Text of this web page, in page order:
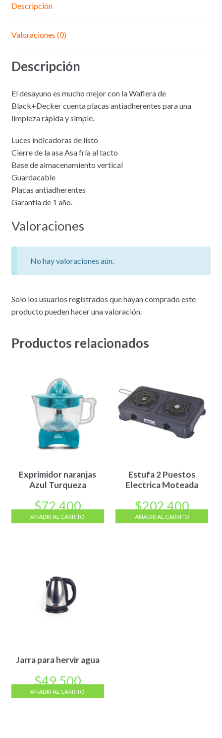
Descripción
Valoraciones (0)
Descripción
El desayuno es mucho mejor con la Waflera de
Black+Decker cuenta placas antiadherentes para una
limpieza rápida y simple.
Luces indicadoras de listo
Cierre de la asa Asa fría al tacto
Base de almacenamiento vertical
Guardacable
Placas antiadherentes
Garantía de 1 año.
Valoraciones
No hay valoraciones aún.
Solo los usuarios registrados que hayan comprado este
producto pueden hacer una valoración.
Productos relacionados
Exprimidor naranjas
Azul Turqueza
$72.400
AÑADIR AL CARRITO
Estufa 2 Puestos
Electrica Moteada
$202.400
AÑADIR AL CARRITO
Jarra para hervir agua
$49.500
AÑADIR AL CARRITO